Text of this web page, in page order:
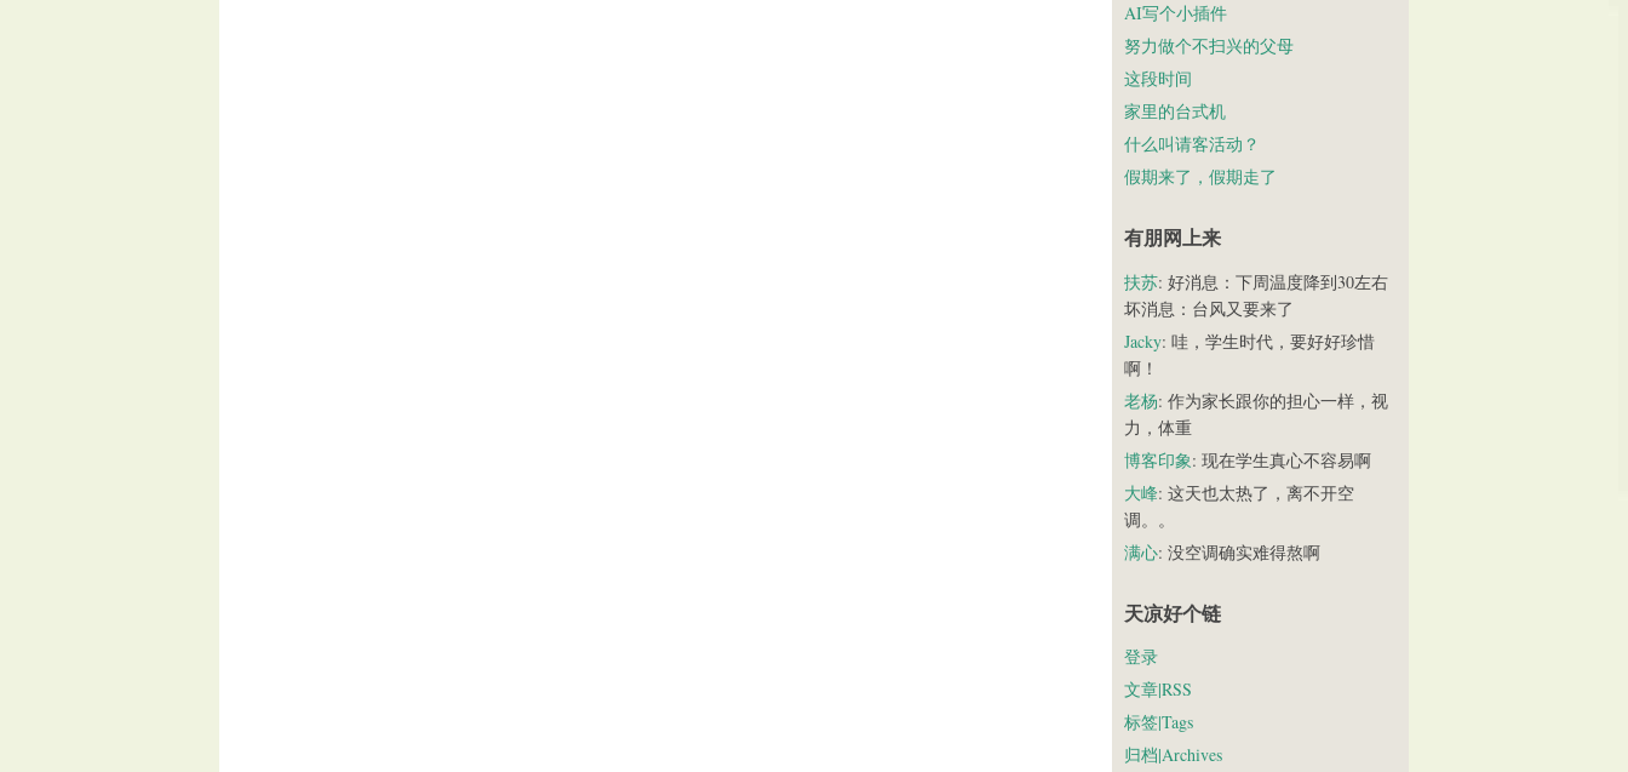
AI写个小插件
努力做个不扫兴的父母
这段时间
家里的台式机
什么叫请客活动？
假期来了，假期走了
有朋网上来
扶苏: 好消息：下周温度降到30左右
坏消息：台风又要来了
Jacky: 哇，学生时代，要好好珍惜
啊！
老杨: 作为家长跟你的担心一样，视
力，体重
博客印象: 现在学生真心不容易啊
大峰: 这天也太热了，离不开空
调。。
满心: 没空调确实难得熬啊
天凉好个链
登录
文章|RSS
标签|Tags
归档|Archives